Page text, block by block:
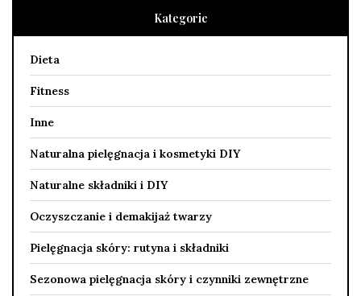
Kategorie
Dieta
Fitness
Inne
Naturalna pielęgnacja i kosmetyki DIY
Naturalne składniki i DIY
Oczyszczanie i demakijaż twarzy
Pielęgnacja skóry: rutyna i składniki
Sezonowa pielęgnacja skóry i czynniki zewnętrzne